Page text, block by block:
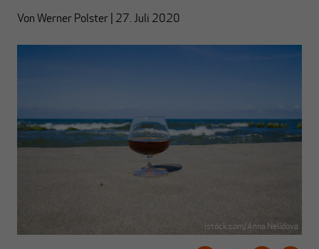
Von Werner Polster 27. Juli 2020
istock.com/Anna Nelidova